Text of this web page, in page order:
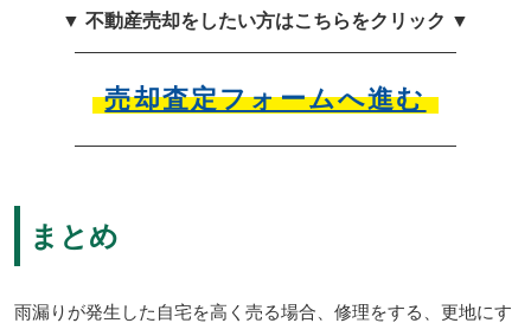
▼ 不動産売却をしたい方はこちらをクリック ▼
売却査定フォームへ進む
まとめ
雨漏りが発生した自宅を高く売る場合、修理をする、更地にす